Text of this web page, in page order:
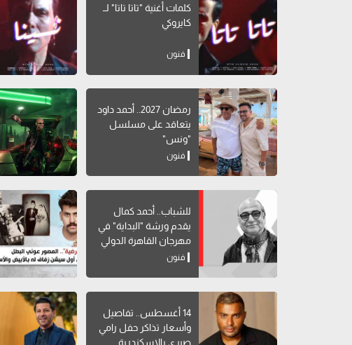
كلمات أغنية "تاتا تاتا" لــ
كايروكي
فنون
رمضان 2027.. أحمد داود
يتعاقد على مسلسل
"ونس"
فنون
للشباب.. أحمد كمال
يقدم ورشة "البداية" في
مهرجان القاهرة الدولي
للمسرح التجريبي
فنون
14 أغسطس.. تفاصيل
وأسعار تذاكر حفل رامي
صبري بالإسكندرية